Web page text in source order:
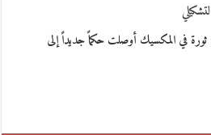
*غالية قبانيانطلقت في العام 1910 ثورة في المكسيك أوصلت حكماً جديداً إلى